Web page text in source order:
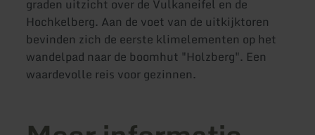
graden uitzicht over de Vulkaneifel en de
Hochkelberg. Aan de voet van de uitkijktoren
bevinden zich de eerste klimelementen op het
wandelpad naar de boomhut "Holzberg". Een
waardevolle reis voor gezinnen.